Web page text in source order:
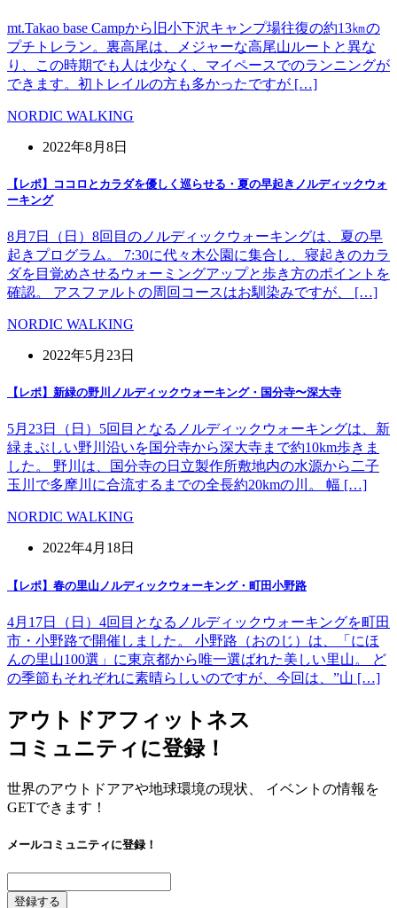
mt.Takao base Campから旧小下沢キャンプ場往復の約13㎞の
プチトレラン。裏高尾は、メジャーな高尾山ルートと異な
り、この時期でも人は少なく、マイペースでのランニングが
できます。初トレイルの方も多かったですが […]
NORDIC WALKING
2022年8月8日
【レポ】ココロとカラダを優しく巡らせる・夏の早起きノルディックウォ
ーキング
8月7日（日）8回目のノルディックウォーキングは、夏の早
起きプログラム。 7:30に代々木公園に集合し、寝起きのカラ
ダを目覚めさせるウォーミングアップと歩き方のポイントを
確認。 アスファルトの周回コースはお馴染みですが、 […]
NORDIC WALKING
2022年5月23日
【レポ】新緑の野川ノルディックウォーキング・国分寺〜深大寺
5月23日（日）5回目となるノルディックウォーキングは、新
緑まぶしい野川沿いを国分寺から深大寺まで約10km歩きま
した。 野川は、国分寺の日立製作所敷地内の水源から二子
玉川で多摩川に合流するまでの全長約20kmの川。 幅 […]
NORDIC WALKING
2022年4月18日
【レポ】春の里山ノルディックウォーキング・町田小野路
4月17日（日）4回目となるノルディックウォーキングを町田
市・小野路で開催しました。 小野路（おのじ）は、「にほ
んの里山100選」に東京都から唯一選ばれた美しい里山。 ど
の季節もそれぞれに素晴らしいのですが、今回は、”山 […]
アウトドアフィットネス
コミュニティに登録！
世界のアウトドアアや地球環境の現状、 イベントの情報を
GETできます！
メールコミュニティに登録！